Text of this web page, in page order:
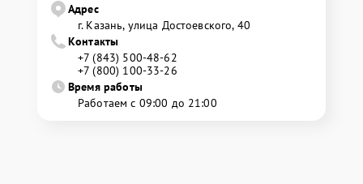
Адрес
г. Казань, улица Достоевского, 40
Контакты
+7 (843) 500-48-62
+7 (800) 100-33-26
Время работы
Работаем с 09:00 до 21:00